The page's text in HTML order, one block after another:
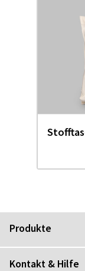
Produkte
Kontakt & Hilfe